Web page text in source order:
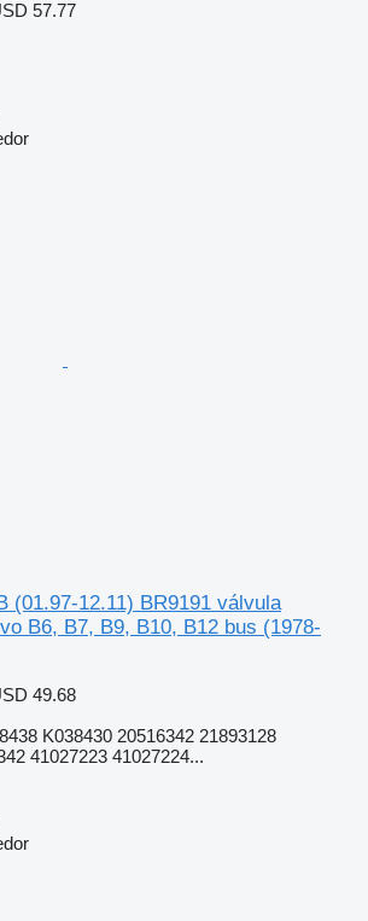
57.77
(01.97-12.11) BR9191 válvula
B6, B7, B9, B10, B12 bus (1978-
49.68
K038430 20516342 21893128
41027223 41027224...